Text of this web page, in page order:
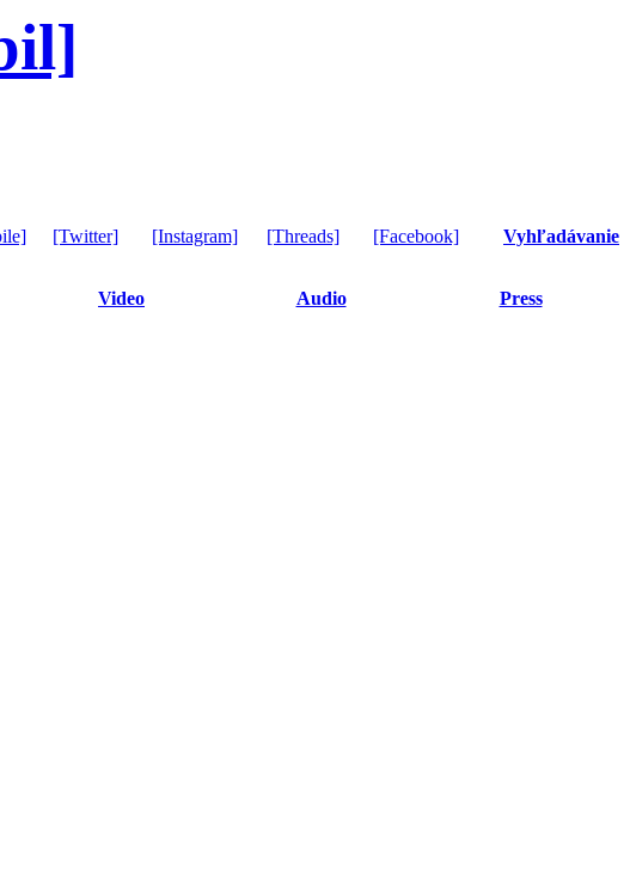
[Twitter] [Instagram] [Threads] [Facebook] Vyhľadávanie
Video Audio Press